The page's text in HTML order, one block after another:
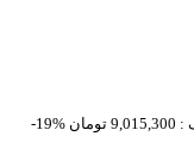
-19%
: 9,015,300 تومان